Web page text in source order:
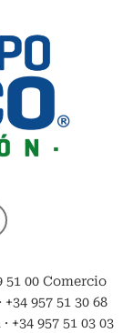
51 00 Comercio
957 51 30 68
957 51 03 03